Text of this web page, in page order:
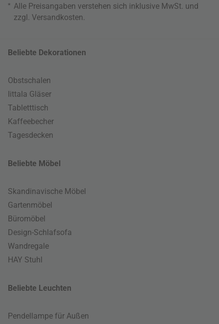
* Alle Preisangaben verstehen sich inklusive MwSt. und
zzgl. Versandkosten
Beliebte Dekorationen
Obstschalen
Iittala Gläser
Tabletttisch
Kaffeebecher
Tagesdecken
Beliebte Möbel
Skandinavische Möbel
Gartenmöbel
Büromöbel
Design-Schlafsofa
Wandregale
HAY Stuhl
Beliebte Leuchten
Pendellampe für Außen